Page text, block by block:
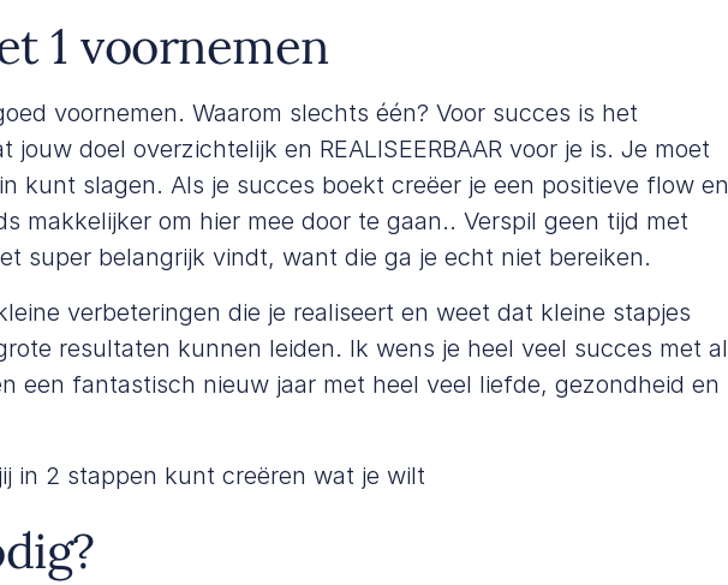
1 voornemen
voornemen. Waarom slechts één? Voor succes is het
jouw doel overzichtelijk en REALISEERBAAR voor je is. Je moet
kunt slagen. Als je succes boekt creëer je een positieve flow en
makkelijker om hier mee door te gaan.. Verspil geen tijd met
super belangrijk vindt, want die ga je echt niet bereiken.
verbeteringen die je realiseert en weet dat kleine stapjes
resultaten kunnen leiden. Ik wens je heel veel succes met al
een fantastisch nieuw jaar met heel veel liefde, gezondheid en
in 2 stappen kunt creëren wat je wilt